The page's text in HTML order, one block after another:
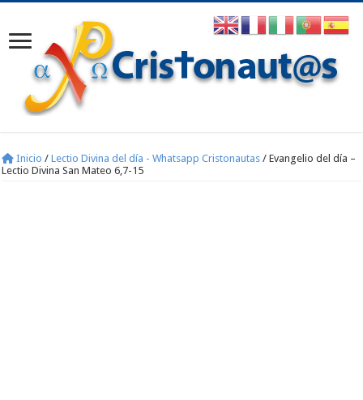
Inicio / Lectio Divina del día - Whatsapp Cristonautas / Evangelio del día –
Lectio Divina San Mateo 6,7-15